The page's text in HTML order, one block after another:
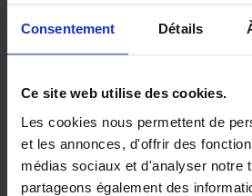
Consentement Détails
Ce site web utilise des cookies.
Les cookies nous permettent de
et les annonces, d'offrir des
médias sociaux et d'analyser notre
partageons également des
Building
Business
Jochen Roef
Couverture souple